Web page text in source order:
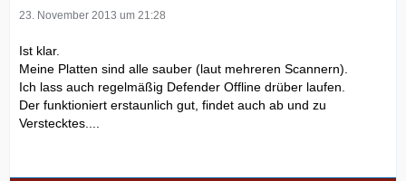
23. November 2013 um 21:28
Ist klar.
Meine Platten sind alle sauber (laut mehreren Scannern).
Ich lass auch regelmäßig Defender Offline drüber laufen.
Der funktioniert erstaunlich gut, findet auch ab und zu
Verstecktes....